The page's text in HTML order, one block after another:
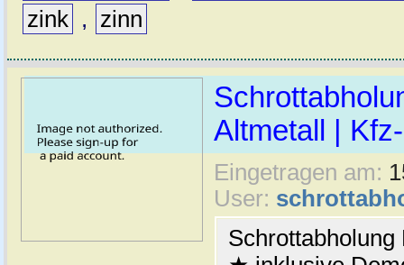
zink , zinn
Altmetall |
Eingetragen am:
User: